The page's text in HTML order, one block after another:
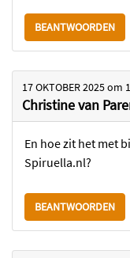
BEANTWOORDEN
17 OKTOBER 2025om
Christine van
En hoe zit het met
Spiruella.nl?
BEANTWOORDEN